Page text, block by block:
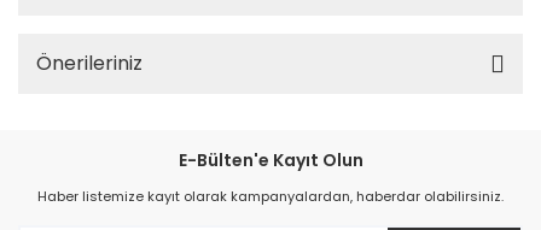
Önerileriniz
E-Bülten'e Kayıt Olun
Haber listemize kayıt olarak kampanyalardan, haberdar olabilirsiniz.